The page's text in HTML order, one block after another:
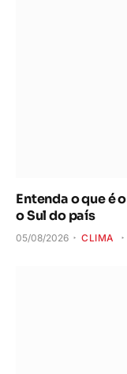
Entenda o que é
o Sul do país
05/08/2026 CLIMA